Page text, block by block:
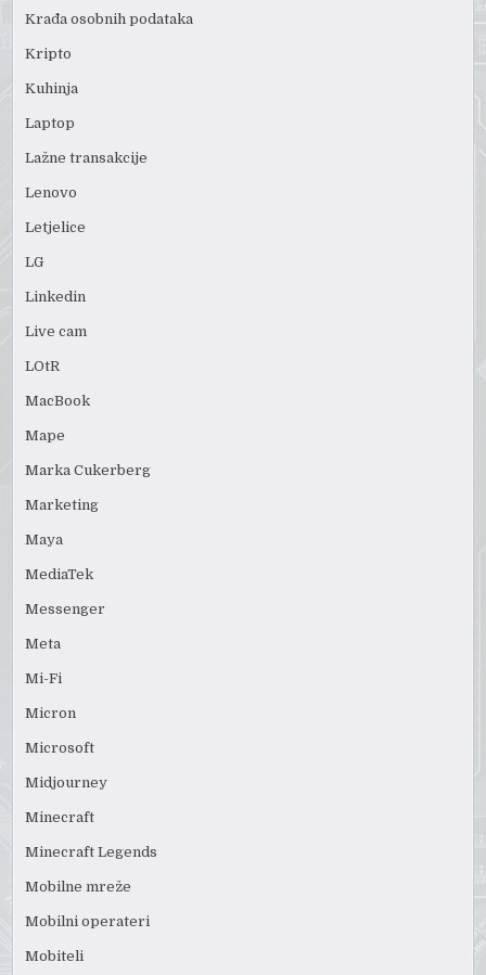
Krađa osobnih podataka
Kripto
Kuhinja
Laptop
Lažne transakcije
Lenovo
Letjelice
LG
Linkedin
Live cam
LOtR
MacBook
Mape
Marka Cukerberg
Marketing
Maya
MediaTek
Messenger
Meta
Mi-Fi
Micron
Microsoft
Midjourney
Minecraft
Minecraft Legends
Mobilne mreže
Mobilni operateri
Mobiteli